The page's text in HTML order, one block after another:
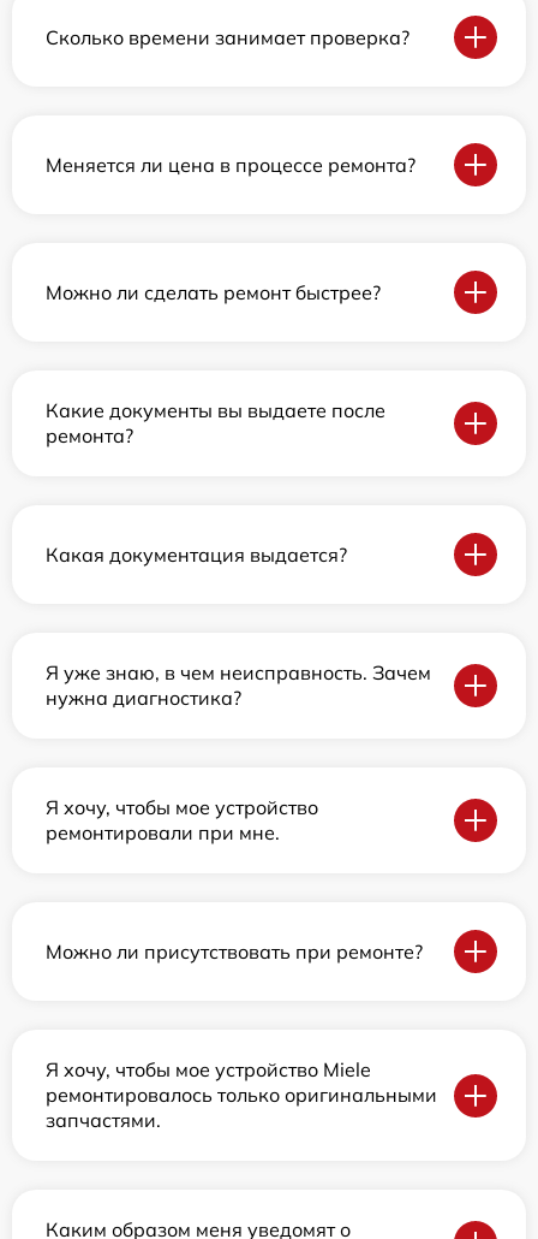
Сколько времени занимает проверка?
Меняется ли цена в процессе ремонта?
Можно ли сделать ремонт быстрее?
Какие документы вы выдаете после
ремонта?
Какая документация выдается?
Я уже знаю, в чем неисправность. Зачем
нужна диагностика?
Я хочу, чтобы мое устройство
ремонтировали при мне.
Можно ли присутствовать при ремонте?
Я хочу, чтобы мое устройство Miele
ремонтировалось только оригинальными
запчастями.
Каким образом меня уведомят о